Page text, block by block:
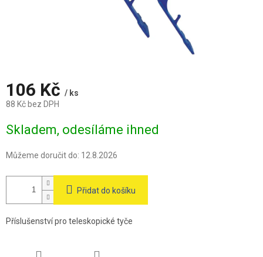
106 Kč / ks
88 Kč bez DPH
cena:
Skladem, odesíláme ihned
Můžeme doručit do: 12.8.2026
Přidat do košíku
Příslušenství pro teleskopické tyče